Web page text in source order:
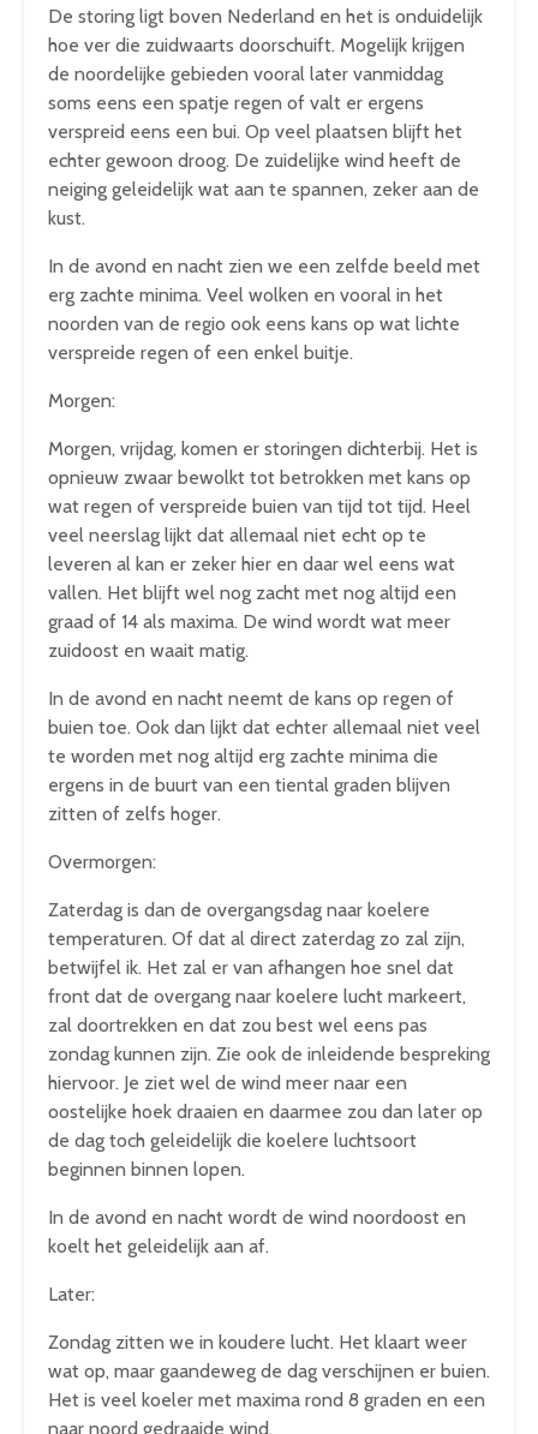
De storing ligt boven Nederland en het is onduidelijk
hoe ver die zuidwaarts doorschuift. Mogelijk krijgen
de noordelijke gebieden vooral later vanmiddag
soms eens een spatje regen of valt er ergens
verspreid eens een bui. Op veel plaatsen blijft het
echter gewoon droog. De zuidelijke wind heeft de
neiging geleidelijk wat aan te spannen, zeker aan de
kust.
In de avond en nacht zien we een zelfde beeld met
erg zachte minima. Veel wolken en vooral in het
noorden van de regio ook eens kans op wat lichte
verspreide regen of een enkel buitje.
Morgen:
Morgen, vrijdag, komen er storingen dichterbij. Het is
opnieuw zwaar bewolkt tot betrokken met kans op
wat regen of verspreide buien van tijd tot tijd. Heel
veel neerslag lijkt dat allemaal niet echt op te
leveren al kan er zeker hier en daar wel eens wat
vallen. Het blijft wel nog zacht met nog altijd een
graad of 14 als maxima. De wind wordt wat meer
zuidoost en waait matig.
In de avond en nacht neemt de kans op regen of
buien toe. Ook dan lijkt dat echter allemaal niet veel
te worden met nog altijd erg zachte minima die
ergens in de buurt van een tiental graden blijven
zitten of zelfs hoger.
Overmorgen:
Zaterdag is dan de overgangsdag naar koelere
temperaturen. Of dat al direct zaterdag zo zal zijn,
betwijfel ik. Het zal er van afhangen hoe snel dat
front dat de overgang naar koelere lucht markeert,
zal doortrekken en dat zou best wel eens pas
zondag kunnen zijn. Zie ook de inleidende bespreking
hiervoor. Je ziet wel de wind meer naar een
oostelijke hoek draaien en daarmee zou dan later op
de dag toch geleidelijk die koelere luchtsoort
beginnen binnen lopen.
In de avond en nacht wordt de wind noordoost en
koelt het geleidelijk aan af.
Later:
Zondag zitten we in koudere lucht. Het klaart weer
wat op, maar gaandeweg de dag verschijnen er buien.
Het is veel koeler met maxima rond 8 graden en een
naar noord gedraaide wind.